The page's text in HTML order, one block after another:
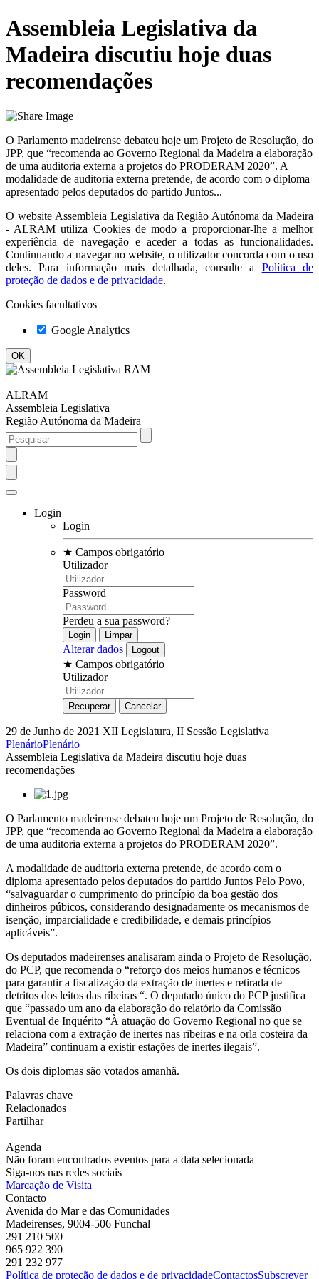
Assembleia Legislativa da
Madeira discutiu hoje duas
recomendações
O Parlamento madeirense debateu hoje um Projeto de Resolução, do
JPP, que “recomenda ao Governo Regional da Madeira a elaboração
de uma auditoria externa a projetos do PRODERAM 2020”. A
modalidade de auditoria externa pretende, de acordo com o diploma
apresentado pelos deputados do partido Juntos...
O website Assembleia Legislativa da Região Autónoma da Madeira
- ALRAM utiliza Cookies de modo a proporcionar-lhe a melhor
experiência de navegação e aceder a todas as funcionalidades.
Continuando a navegar no website, o utilizador concorda com o uso
deles. Para informação mais detalhada, consulte a
Política de
proteção de dados e de privacidade.
Cookies facultativos
Google Analytics
ALRAM
Assembleia Legislativa
Região Autónoma da Madeira
Login
Login
★ Campos obrigatório
Utilizador
Password
Perdeu a sua password?
Alterar dados
★ Campos obrigatório
Utilizador
29 de Junho de 2021 XII Legislatura, II Sessão Legislativa
PlenárioPlenário
Assembleia Legislativa da Madeira discutiu hoje duas
recomendações
O Parlamento madeirense debateu hoje um Projeto de Resolução, do
JPP, que “recomenda ao Governo Regional da Madeira a elaboração
de uma auditoria externa a projetos do PRODERAM 2020”.
A modalidade de auditoria externa pretende, de acordo com o
diploma apresentado pelos deputados do partido Juntos Pelo Povo,
“salvaguardar o cumprimento do princípio da boa gestão dos
dinheiros púbicos, considerando designadamente os mecanismos de
isenção, imparcialidade e credibilidade, e demais princípios
aplicáveis”.
Os deputados madeirenses analisaram ainda o Projeto de Resolução,
do PCP, que recomenda o “reforço dos meios humanos e técnicos
para garantir a fiscalização da extração de inertes e retirada de
detritos dos leitos das ribeiras “. O deputado único do PCP justifica
que “passado um ano da elaboração do relatório da Comissão
Eventual de Inquérito “À atuação do Governo Regional no que se
relaciona com a extração de inertes nas ribeiras e na orla costeira da
Madeira” continuam a existir estações de inertes ilegais”.
Os dois diplomas são votados amanhã.
Palavras chave
Relacionados
Partilhar
Agenda
Não foram encontrados eventos para a data selecionada
Siga-nos nas redes sociais
Marcação de Visita
Contacto
Avenida do Mar e das Comunidades
Madeirenses, 9004-506 Funchal
291 210 500
965 922 390
291 232 977
Política de proteção de dados e de privacidadeContactosSubscrever